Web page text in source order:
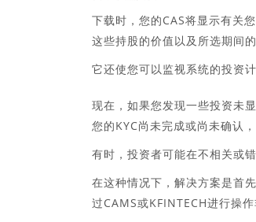
下载时，您的CAS将显示有关
这些持股的价值以及所选期间
它还使您可以监视系统的投资
现在，如果您发现一些投资未
您的KYC尚未完成或尚未确认
有时，投资者可能在不相关或
在这种情况下，解决方案是首
过CAMS或KFINTECH进行操作